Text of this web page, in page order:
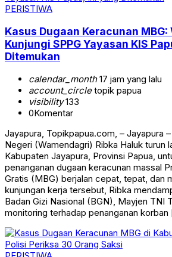
PERISTIWA
Kasus Dugaan Keracunan
Kunjungi SPPG Yayasan KIS
Ditemukan
calendar_month17 jam yang lalu
account_circletopik papua
visibility133
0Komentar
Jayapura, Topikpapua.com, – Jayapura
Negeri (Wamendagri) Ribka Haluk turun
Kabupaten Jayapura, Provinsi Papua,
penanganan dugaan keracunan massal
Gratis (MBG) berjalan cepat, tepat, dan
kunjungan kerja tersebut, Ribka
Badan Gizi Nasional (BGN), Mayjen TNI
monitoring terhadap penanganan